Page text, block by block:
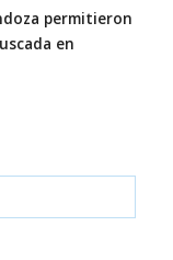
permitieron
en